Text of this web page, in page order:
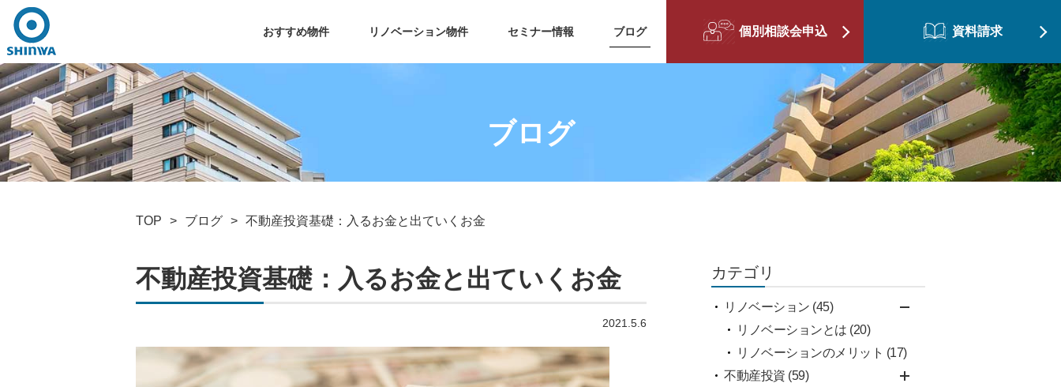
個別相談会申込 資料請求
おすすめ物件 リノベーション物件 セミナー情報 ブログ
ブログ
TOP ブログ 不動産投資基礎：入るお金と出ていくお金
カテゴリ
リノベーション (45)
リノベーションとは (20)
リノベーションのメリット (17)
不動産投資 (59)
不動産投資基礎：入るお金と出ていくお金
2021.5.6